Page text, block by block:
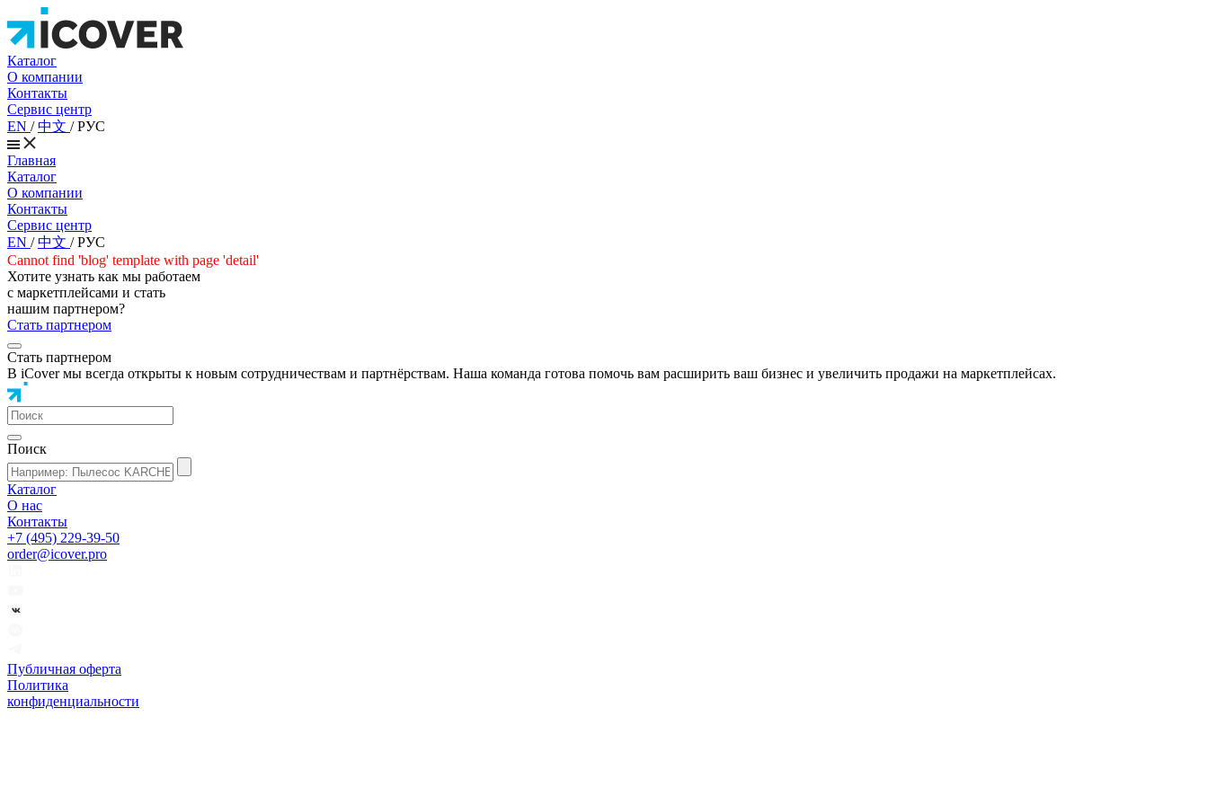
Каталог
О компании
Контакты
Сервис центр
EN /中文 /РУС
Главная
Каталог
О компании
Контакты
Сервис центр
EN /中文 /РУС
Cannot find 'blog' template with page 'detail'
Хотите узнать как мы работаем
с маркетплейсами и стать
нашим партнером?
Стать партнером
Стать партнером
В iCover мы всегда открыты к новым сотрудничествам и партнёрствам. Наша команда готова помочь вам расширить ваш бизнес и увеличить продажи на маркетплейсах.
Поиск
Каталог
О нас
Контакты
+7 (495) 229-39-50
order@icover.pro
Публичная оферта
Политика
конфиденциальности